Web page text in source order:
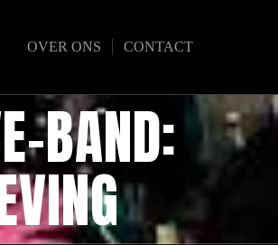
OVER ONS CONTACT
BAND: